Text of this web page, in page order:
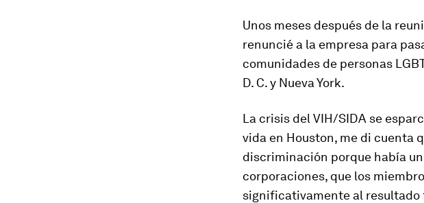
Unos meses después de la
renuncié a la empresa para
comunidades de personas
D. C. y Nueva York.
La crisis del VIH/SIDA se
vida en Houston, me di cuenta
discriminación porque había
corporaciones, que los
significativamente al resultado